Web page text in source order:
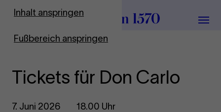
Inhalt anspringen
Fußbereich anspringen
Zur Startseite
Menü
Tickets für Don Carlo
7. Juni 2026 18.00 Uhr